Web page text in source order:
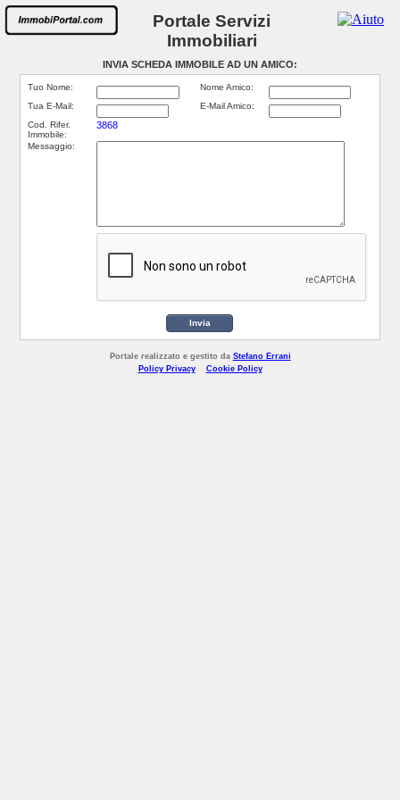
Portale Servizi
Immobiliari
INVIA SCHEDA IMMOBILE AD UN AMICO:
Tuo Nome:
Nome Amico:
Tua E-Mail:
E-Mail Amico:
Cod. Rifer.
Immobile:
3868
Messaggio:
Invia
Portale realizzato e gestito da Stefano Errani
Policy Privacy
Cookie Policy